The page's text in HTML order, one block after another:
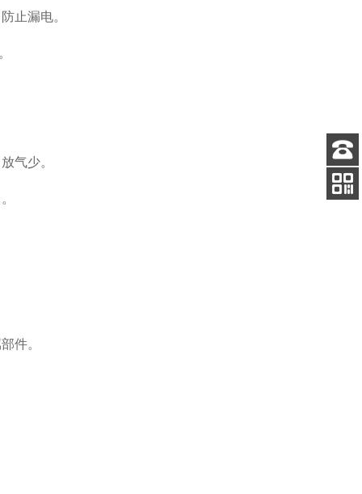
止漏电。
气少。
件。
客服
电话